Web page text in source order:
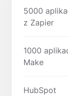
5000
z Zapier
1000
Make
HubSpot